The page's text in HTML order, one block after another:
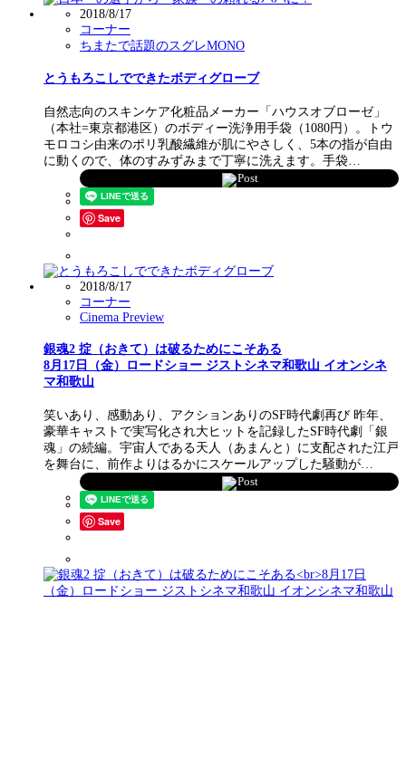
2018/8/17
コーナー
ちまたで話題のスグレMONO
とうもろこしでできたボディグローブ
自然志向のスキンケア化粧品メーカー「ハウスオブローゼ」
（本社=東京都港区）のボディー洗浄用手袋（1080円）。トウ
モロコシ由来のポリ乳酸繊維が肌にやさしく、5本の指が自由
に動くので、体のすみずみまで丁寧に洗えます。手袋…
Post
Save
2018/8/17
コーナー
Cinema Preview
銀魂2 掟（おきて）は破るためにこそある
8月17日（金）ロードショー ジストシネマ和歌山 イオンシネ
マ和歌山
笑いあり、感動あり、アクションありのSF時代劇再び 昨年、
豪華キャストで実写化され大ヒットを記録したSF時代劇「銀
魂」の続編。宇宙人である天人（あまんと）に支配された江戸
を舞台に、前作よりはるかにスケールアップした騒動が…
Post
Save